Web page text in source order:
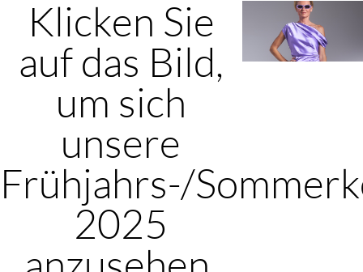
Klicken Sie
auf das Bild,
um sich
unsere
Frühjahrs-/
2025